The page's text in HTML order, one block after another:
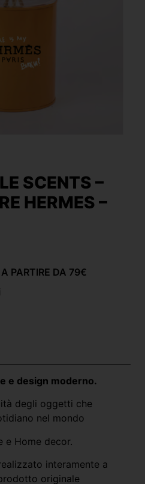
SCENTS –
HERMES –
PARTIRE DA 79€
e design moderno.
degli oggetti che
nel mondo
e Home decor.
interamente a
originale